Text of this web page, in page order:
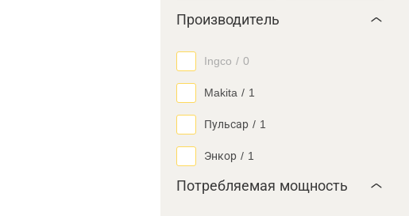
Производитель
Ingco / 0
Makita / 1
Пульсар / 1
Энкор / 1
Потребляемая мощность